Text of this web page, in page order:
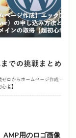
AMP用のロゴ画像